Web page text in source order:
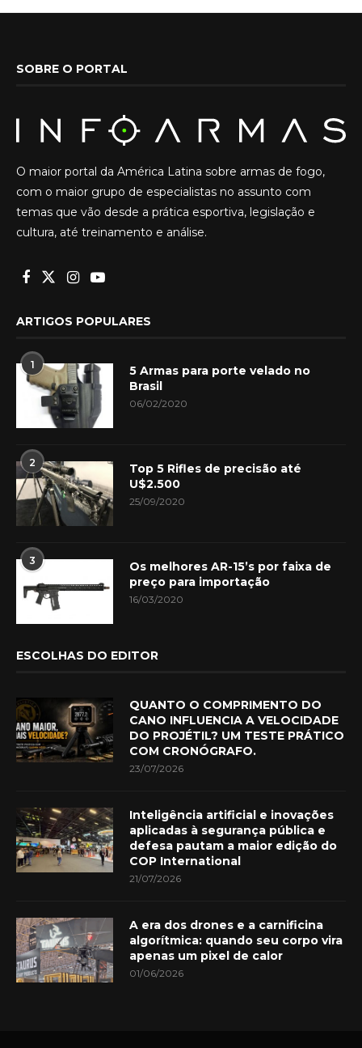
SOBRE O PORTAL
O maior portal da América Latina sobre armas de fogo,
com o maior grupo de especialistas no assunto com
temas que vão desde a prática esportiva, legislação e
cultura, até treinamento e análise.
ARTIGOS POPULARES
1
5 Armas para porte velado no
Brasil
06/02/2020
2
Top 5 Rifles de precisão até
U$2.500
25/09/2020
3
Os melhores AR-15’s por faixa de
preço para importação
16/03/2020
ESCOLHAS DO EDITOR
QUANTO O COMPRIMENTO DO
CANO INFLUENCIA A VELOCIDADE
DO PROJÉTIL? UM TESTE PRÁTICO
COM CRONÓGRAFO.
23/07/2026
Inteligência artificial e inovações
aplicadas à segurança pública e
defesa pautam a maior edição do
COP International
21/07/2026
A era dos drones e a carnificina
algorítmica: quando seu corpo vira
apenas um pixel de calor
01/06/2026